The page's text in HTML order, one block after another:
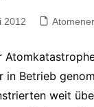
2012
in Betrieb
weit